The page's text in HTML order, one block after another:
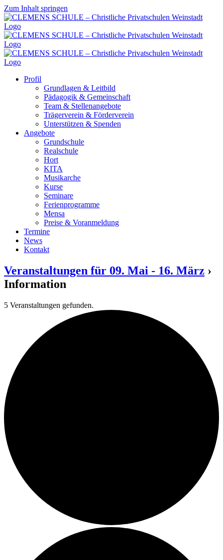
Zum Inhalt springen
Profil
Grundlagen & Leitbild
Pädagogik & Gemeinschaft
Team & Stellenangebote
Trägerverein & Förderverein
Unterstützen & Spenden
Angebote
Grundschule
Realschule
Hort
KITA
Musikarche
Kurse
Seminare
Ferienprogramme
Mensa
Preise & Voranmeldung
Termine
News
Kontakt
Veranstaltungen für 09. Mai - 16. März ›
Information
5 Veranstaltungen gefunden.